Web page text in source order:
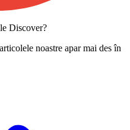
Discover?
noastre apar mai des în